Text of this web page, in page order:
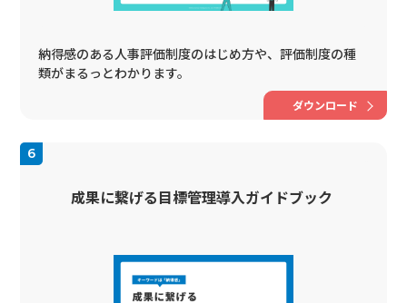
ダウンロード
納得感のある人事評価制度のはじめ方や、評価制度の種
類がまるっとわかります。
成果に繋げる目標管理導入ガイドブック